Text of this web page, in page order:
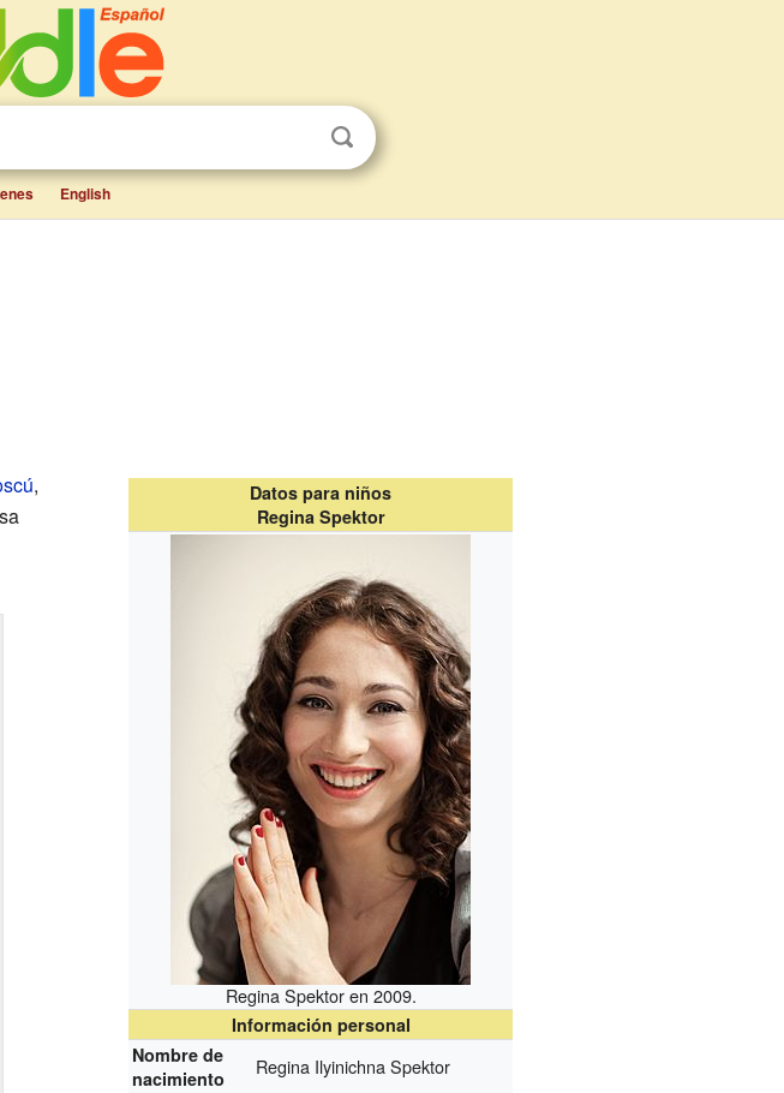
English
Datos para niños
Regina Spektor
Regina Spektor en 2009.
Información personal
Nombre de
nacimiento
Regina Ilyinichna Spektor
,